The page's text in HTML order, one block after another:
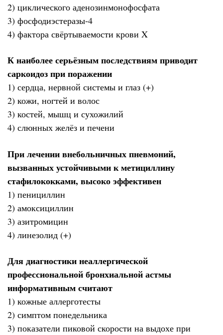
2) циклического аденозинмонофосфата
3) фосфодиэстеразы-4
4) фактора свёртываемости крови X
К наиболее серьёзным последствиям приводит
саркоидоз при поражении
1) сердца, нервной системы и глаз (+)
2) кожи, ногтей и волос
3) костей, мышц и сухожилий
4) слюнных желёз и печени
При лечении внебольничных пневмоний,
вызванных устойчивыми к метициллину
стафилококками, высоко эффективен
1) пенициллин
2) амоксициллин
3) азитромицин
4) линезолид (+)
Для диагностики неаллергической
профессиональной бронхиальной астмы
информативным считают
1) кожные аллерготесты
2) симптом понедельника
3) показатели пиковой скорости на выдохе при